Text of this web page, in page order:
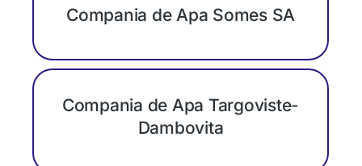
Compania de Apa Somes SA
Compania de Apa Targoviste-
Dambovita